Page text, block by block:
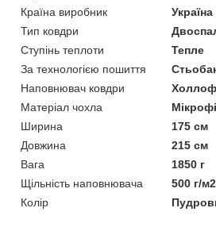
Країна виробник
Україна
Тип ковдри
Ступінь теплоти
Тепле
За технологією пошиття
Наповнювач ковдри
Матеріал чохла
Ширина
175 см
Довжина
215 см
Вага
1850 г
Щільність наповнювача
500 г/м2
Колір